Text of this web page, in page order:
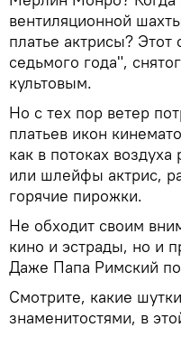
вентиляционной
платье актрисы?
седьмого года",
культовым.
Но с тех пор ветер
платьев икон
как в потоках
или шлейфы актрис,
горячие пирожки.
Не обходит своим
кино и эстрады, но и
Даже Папа Римский
Смотрите, какие
знаменитостями, в